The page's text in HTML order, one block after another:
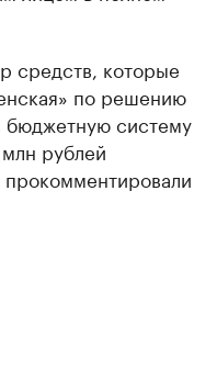
средств, которые
по решению
бюджетную систему
рублей